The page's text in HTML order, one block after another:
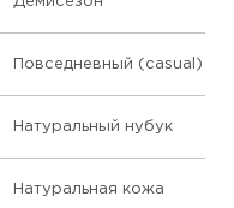
Повседневный (casual)
Натуральный нубук
Натуральная кожа